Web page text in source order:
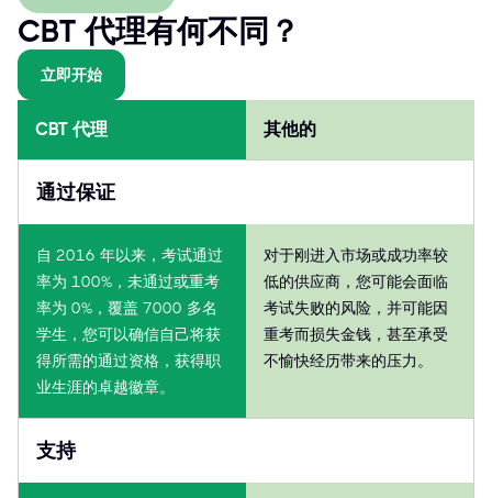
CBT 代理有何不同？
立即开始
CBT 代理 其他的
通过保证
自 2016 年以来，考试通过
率为 100%，未通过或重考
率为 0%，覆盖 7000 多名
学生，您可以确信自己将获
得所需的通过资格，获得职
业生涯的卓越徽章。
对于刚进入市场或成功率较
低的供应商，您可能会面临
考试失败的风险，并可能因
重考而损失金钱，甚至承受
不愉快经历带来的压力。
支持